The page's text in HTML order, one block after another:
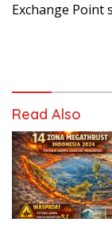
Exchange Point
Read Also